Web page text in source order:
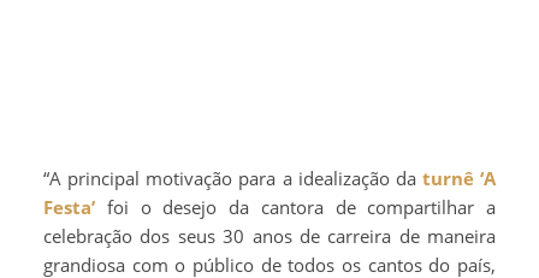
“A principal motivação para a idealização da turnê ‘A
Festa’ foi o desejo da cantora de compartilhar a
celebração dos seus 30 anos de carreira de maneira
grandiosa com o público de todos os cantos do país,